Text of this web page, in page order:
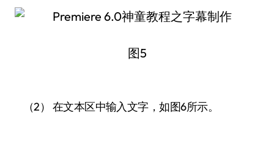
图5
（2） 在文本区中输入文字，如图6所示。